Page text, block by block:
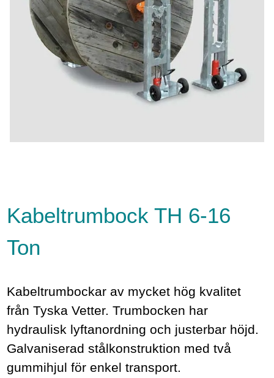
Kabeltrumbock TH 6-16
Ton
Kabeltrumbockar av mycket hög kvalitet
från Tyska Vetter. Trumbocken har
hydraulisk lyftanordning och justerbar höjd.
Galvaniserad stålkonstruktion med två
gummihjul för enkel transport.